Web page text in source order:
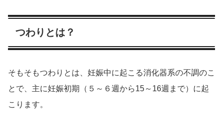
つわりとは？
そもそもつわりとは
妊娠中に起こる消化器系の不調のこ
とで、主に妊娠初期
（ ５～６週から15～ 16週まで）に起
こります。